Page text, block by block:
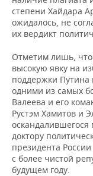
степени Хайдара
ожидалось, не
их вердикт
Отметим лишь,
высокую явку на
поддержки Путина
одними из самых
Валеева и его
Рустэм Хамитов и
доктору
президента
с более чистой
будущем году.